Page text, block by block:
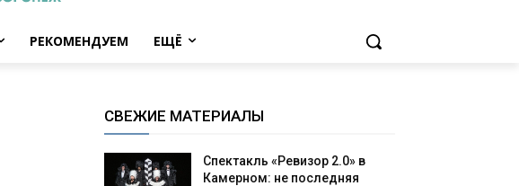
РЕКОМЕНДУЕМ ЕЩЁ
СВЕЖИЕ МАТЕРИАЛЫ
Спектакль «Ревизор 2.0» в
Камерном: не последняя